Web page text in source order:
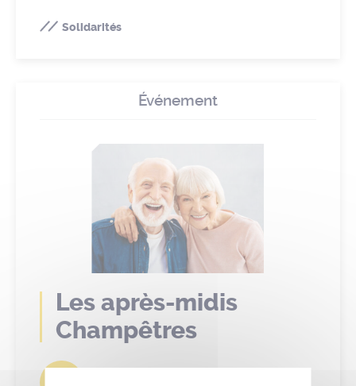
Solidarités
Les après-midis
Champêtres
Événement